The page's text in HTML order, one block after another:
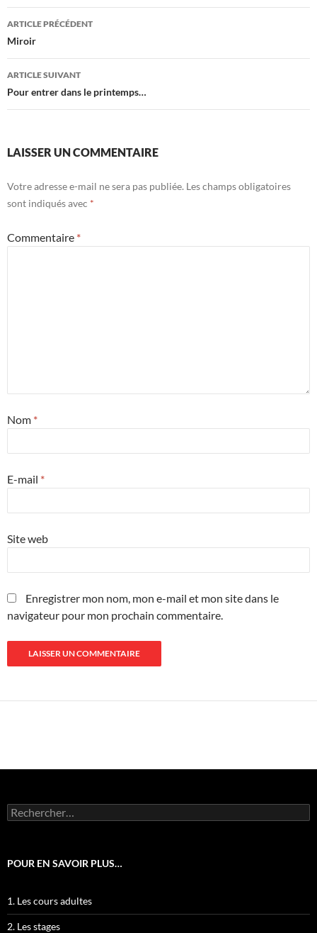
Navigation
des
articles
ARTICLE PRÉCÉDENT
Miroir
ARTICLE SUIVANT
Pour entrer dans le printemps…
LAISSER UN COMMENTAIRE
Votre adresse e-mail ne sera pas publiée. Les champs obligatoires
sont indiqués avec *
Commentaire *
Nom *
E-mail *
Site web
Enregistrer mon nom, mon e-mail et mon site dans le
navigateur pour mon prochain commentaire.
Rechercher :
POUR EN SAVOIR PLUS…
1. Les cours adultes
2. Les stages